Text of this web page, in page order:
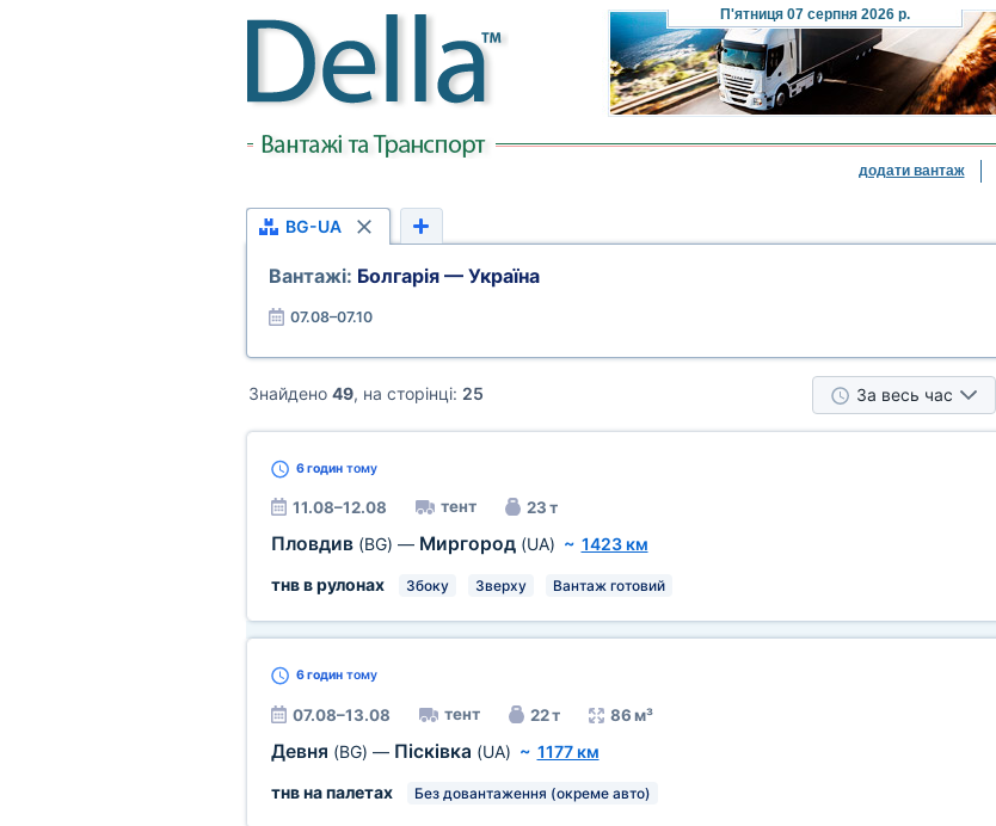
П'ятниця07 серпня 2026 р.
додати вантаж
BG-UA
Вантажі: Болгарія — Україна
07.08–07.10
Знайдено 49, на сторінці: 25 За весь час
6 годинтому
11.08–12.08 тент 23 т
Пловдив (BG) — Миргород (UA) ~ 1423 км
тнв в рулонах
Збоку Зверху Вантаж готовий
6 годинтому
07.08–13.08 тент 22 т 86 м³
Девня (BG) — Пісківка (UA) ~ 1177 км
тнв на палетах
Без довантаження (окреме авто)